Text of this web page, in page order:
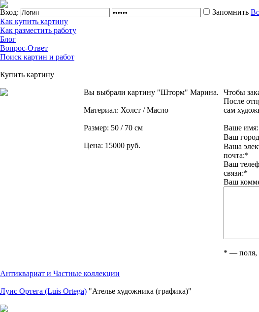
Вход: Запомнить
Как купить картину
Как разместить работу
Блог
Вопрос-Ответ
Поиск картин и работ
Купить картину
Вы выбрали картину "Шторм" Марина.
Материал: Холст / Масло
Размер: 50 / 70 см
Цена: 15000 руб.
Чтобы
После
сам
Ваше имя:
Ваш
Ваша
почта:*
Ваш
связи:*
Ваш
* — поля,
Антиквариат и Частные коллекции
Луис Ортега (Luis Ortega) "Ателье художника (графика)"